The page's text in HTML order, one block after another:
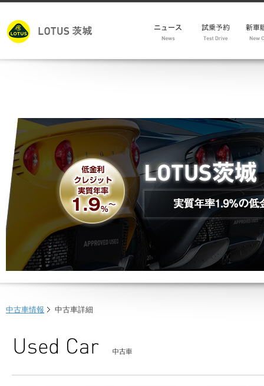
中古車情報 中古車詳細